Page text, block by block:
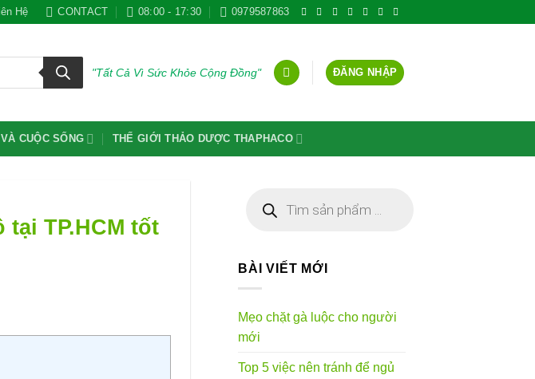
Hệ CONTACT 08:00 - 17:30 0979587863
"Tất Cả Vì Sức Khỏe Cộng Đồng" ĐĂNG NHẬP
CUỘC SỐNG THẾ GIỚI THẢO DƯỢC THAPHACO
TP.HCM tốt
kiếm
BÀI VIẾT MỚI
Mẹo chặt gà luộc cho người
mới
Top 5 việc nên tránh để ngủ